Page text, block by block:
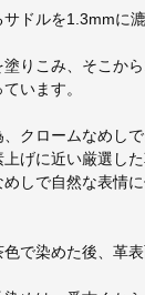
ドルを1.3mmに漉
りこみ、そこか
います。
クロームなめし
げに近い厳選し
しで自然な表情
で染めた後、革表